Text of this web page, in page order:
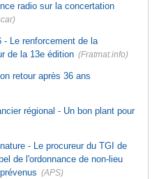
interconnecté « One Health »
Tunisie:
les startups à l'international
radio sur la concertation
- Le renforcement de la
de la 13e édition (Fratmat.info)
retour après 36 ans
régional - Un bon plant pour
- Le procureur du TGI de
de l'ordonnance de non-lieu
(APS)